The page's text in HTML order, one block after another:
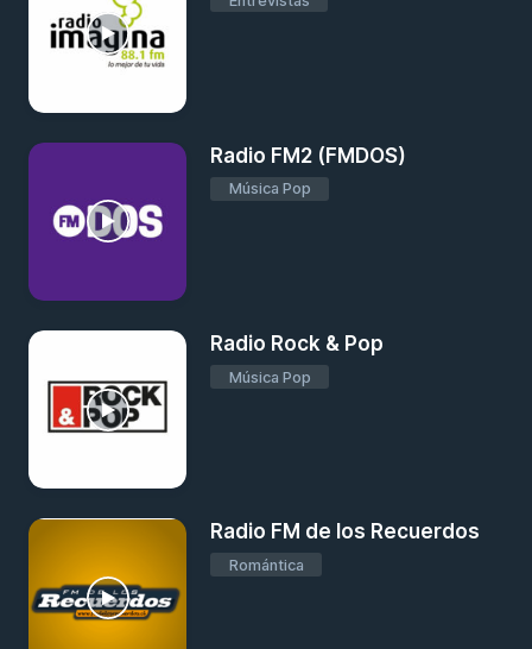
Radio FM2 (FMDOS)
Música Pop
Radio Rock & Pop
Música Pop
Radio FM de los Recuerdos
Romántica